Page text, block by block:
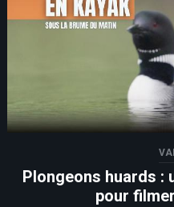
Plongeons huards :
pour